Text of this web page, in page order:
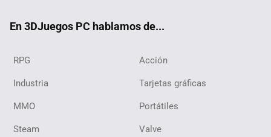
En 3DJuegos PC hablamos de...
RPG Acción
Industria Tarjetas gráficas
MMO Portátiles
Steam Valve